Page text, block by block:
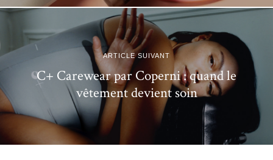
ARTICLE SUIVANT
C+ Carewear par Coperni : quand le
vêtement devient soin